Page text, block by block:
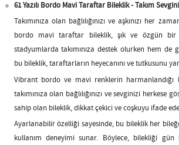
61 Yazılı Bordo Mavi Taraftar Bileklik - Takım
Takımınıza olan bağlılığınızı ve aşkınızı her
bordo mavi taraftar bileklik, şık ve özgün bir
stadyumlarda takımınıza destek olurken hem de
bu bileklik, taraftarların heyecanını ve tutkusunu
Vibrant bordo ve mavi renklerin harmanlandığı
takımınıza olan bağlılığınızı ve sevginizi herkese
sahip olan bileklik, dikkat çekici ve coşkuyu ifade
Ayarlanabilir özelliği sayesinde, bu bileklik her
kullanım deneyimi sunar. Böylece, bilekliği